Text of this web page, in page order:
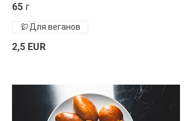
65 г
2,5 EUR
Для веганов